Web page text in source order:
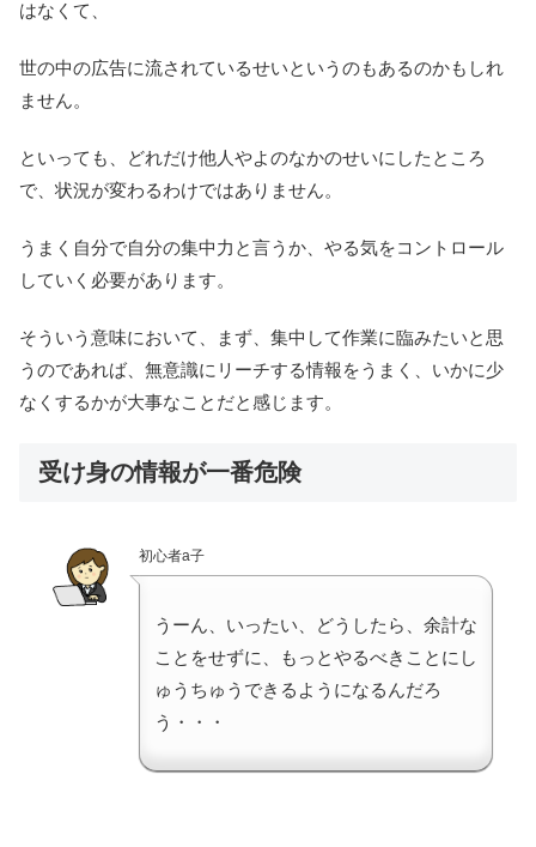
はなくて、
世の中の広告に流されているせいというのもあるのかもしれ
ません。
といっても、どれだけ他人やよのなかのせいにしたところ
で、状況が変わるわけではありません。
うまく自分で自分の集中力と言うか、やる気をコントロール
していく必要があります。
そういう意味において、まず、集中して作業に臨みたいと思
うのであれば、無意識にリーチする情報をうまく、いかに少
なくするかが大事なことだと感じます。
受け身の情報が一番危険
初心者a子
うーん、いったい、どうしたら、余計な
ことをせずに、もっとやるべきことにし
ゅうちゅうできるようになるんだろ
う・・・